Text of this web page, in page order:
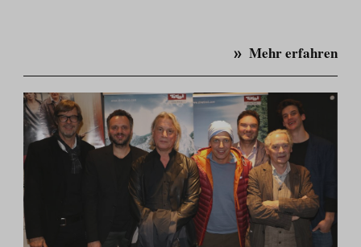
Mehr erfahren